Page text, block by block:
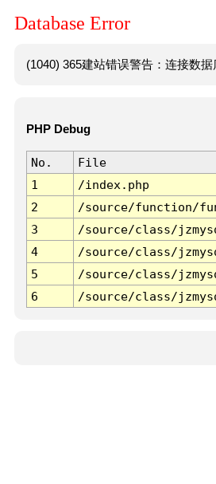
Database Error
(1040) 365建站错误警告：连接数
PHP Debug
No. File
1
/index.php
2
/source/function/
3
/source/class/
4
/source/class/
5
/source/class/
6
/source/class/